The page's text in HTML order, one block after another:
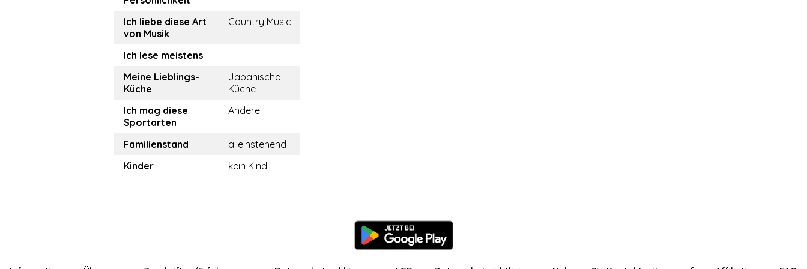
Ich liebe diese Art
von Musik
Country Music
Ich lese meistens
Meine Lieblings-
Küche
Japanische
Küche
Ich mag diese
Sportarten
Andere
Familienstand
alleinstehend
Kinder
kein Kind